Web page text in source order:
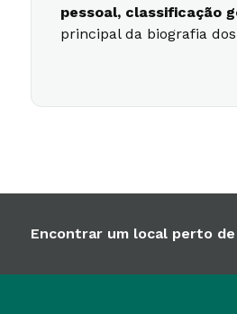
pessoal, classificação
principal da biografia
Encontrar um local perto